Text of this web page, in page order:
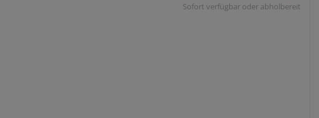
Sofort verfügbar oder abholbereit